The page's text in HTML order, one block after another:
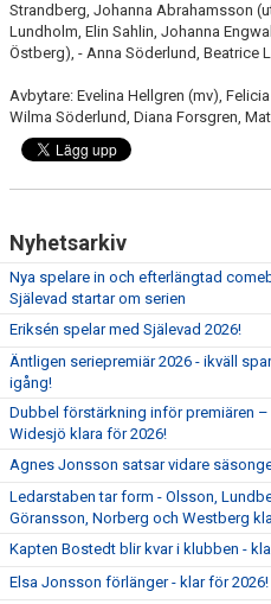
Strandberg, Johanna Abrahamsson
Lundholm, Elin Sahlin, Johanna
Östberg), - Anna Söderlund, Beatrice
Avbytare: Evelina Hellgren (mv),
Wilma Söderlund, Diana Forsgren,
Nyhetsarkiv
Nya spelare in och efterlängtad
Själevad startar om serien
Eriksén spelar med Själevad 2026!
Äntligen seriepremiär 2026 - ikväll
igång!
Dubbel förstärkning inför premiären
Widesjö klara för 2026!
Agnes Jonsson satsar vidare
Ledarstaben tar form - Olsson,
Göransson, Norberg och Westberg
Kapten Bostedt blir kvar i klubben -
Elsa Jonsson förlänger - klar för 2026!